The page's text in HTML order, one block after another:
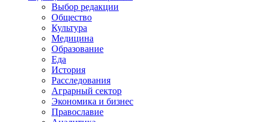
Выбор редакции
Общество
Культура
Медицина
Образование
Еда
История
Расследования
Аграрный сектор
Экономика и бизнес
Православие